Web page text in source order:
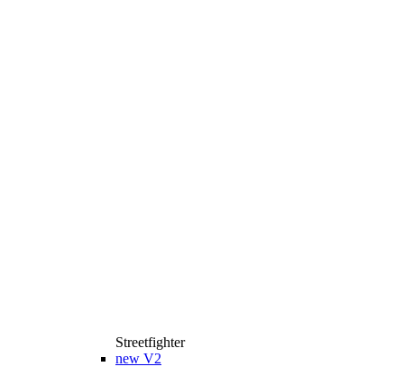
Streetfighter
new V2